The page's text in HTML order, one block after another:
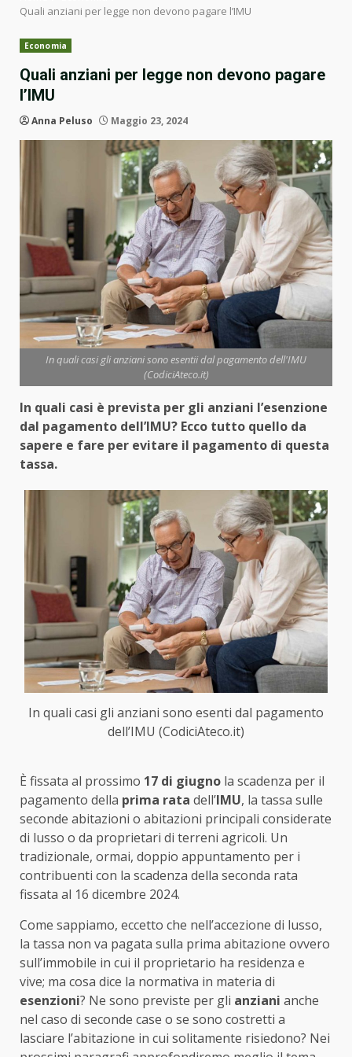
Quali anziani per legge non devono pagare l’IMU
Economia
Quali anziani per legge non devono pagare
l’IMU
Anna Peluso Maggio 23, 2024
In quali casi gli anziani sono esentii dal pagamento dell'IMU
(CodiciAteco.it)
In quali casi è prevista per gli anziani l’esenzione
dal pagamento dell’IMU? Ecco tutto quello da
sapere e fare per evitare il pagamento di questa
tassa.
In quali casi gli anziani sono esenti dal pagamento
dell’IMU (CodiciAteco.it)
È fissata al prossimo 17 di giugno la scadenza per il
pagamento della prima rata dell’IMU, la tassa sulle
seconde abitazioni o abitazioni principali considerate
di lusso o da proprietari di terreni agricoli. Un
tradizionale, ormai, doppio appuntamento per i
contribuenti con la scadenza della seconda rata
fissata al 16 dicembre 2024.
Come sappiamo, eccetto che nell’accezione di lusso,
la tassa non va pagata sulla prima abitazione ovvero
sull’immobile in cui il proprietario ha residenza e
vive; ma cosa dice la normativa in materia di
esenzioni? Ne sono previste per gli anziani anche
nel caso di seconde case o se sono costretti a
lasciare l’abitazione in cui solitamente risiedono? Nei